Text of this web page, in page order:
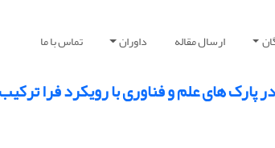
ارسال مقاله داوران تماس با ما
های علم و فناوری با رویکرد فرا ترکیب